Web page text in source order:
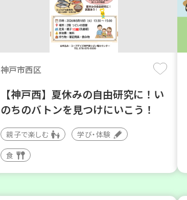
神戸市西区
【神戸西】夏休みの自由研究に！い
のちのバトンを見つけにいこう！
親子で楽しむ 学び・体験
食